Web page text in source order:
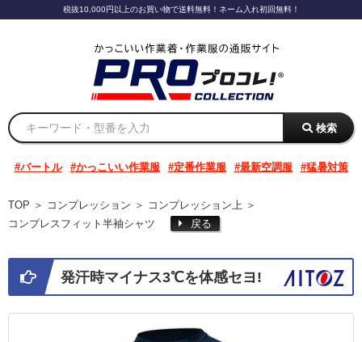
税抜10,000円以上のお買い物で送料無料！ネーム入れ初回無料！
検索
バートル かっこいい作業服 定番作業服 最新空調服 猛暑対策
TOP ＞ コンプレッション ＞ コンプレッション上 ＞
コンプレスフィット半袖シャツ
戻る
発汗時マイナス3℃を体感セヨ!